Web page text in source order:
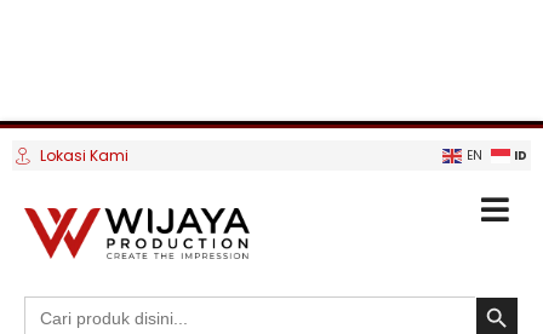
Lokasi Kami EN ID
Search
for:
SEARCH